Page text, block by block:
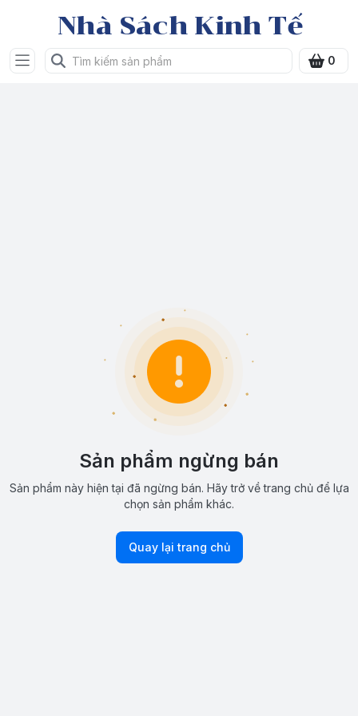
Nhà Sách Kinh Tế
0
Sản phẩm ngừng bán
Sản phẩm này hiện tại đã ngừng bán. Hãy trở về trang chủ để lựa
chọn sản phẩm khác.
Quay lại trang chủ